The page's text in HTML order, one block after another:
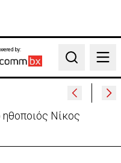
by:
Search
Νίκος